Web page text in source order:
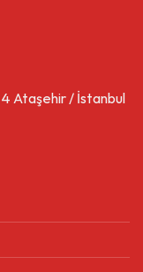
Ataşehir / İstanbul